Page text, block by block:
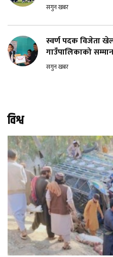
सगुन खबर
स्वर्ण पदक विजेता
गाउँपालिकाको सम्मान
सगुन खबर
विश्व